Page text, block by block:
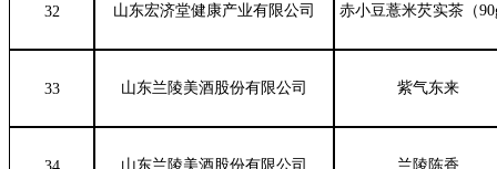
32 山东宏济堂健康产业有限公司 赤小豆薏米芡实茶（
33 山东兰陵美酒股份有限公司 紫气东来
山东兰陵美酒股份有限公司 兰陵陈香